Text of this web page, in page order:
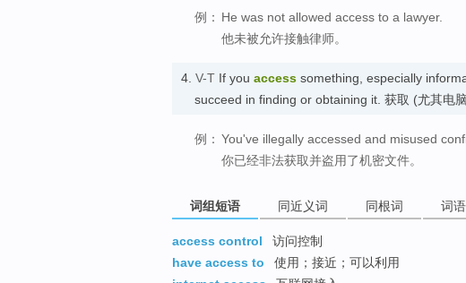
例： He was not allowed access to a lawyer.
他未被允许接触律师。
4. V-T If you access something, especially
succeed in finding or obtaining it. 获取 (尤其电
例： You've illegally accessed and misused
你已经非法获取并盗用了机密文件。
词组短语 同近义词 同根词 词
access control
访问控制
have access to
使用；接近；可以利用